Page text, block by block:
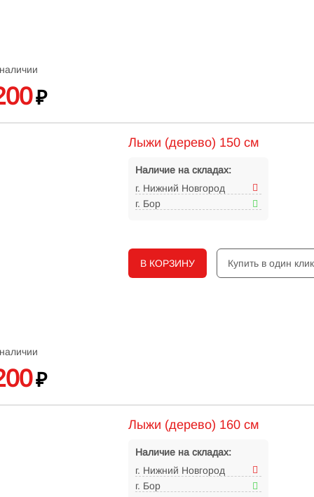
₽
₽
Лыжи (дерево) 150 см
Наличие на складах:
г. Нижний Новгород
г. Бор
В КОРЗИНУ Купить в один клик
Лыжи (дерево) 160 см
Наличие на складах:
г. Нижний Новгород
г. Бор